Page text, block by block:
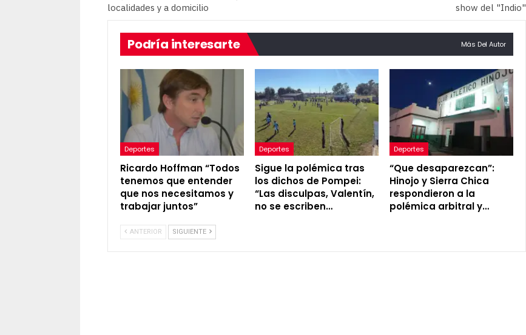
localidades y a domicilio
show del "Indio"
Podría interesarte Más Del Autor
Deportes
Ricardo Hoffman “Todos
tenemos que entender
que nos necesitamos y
trabajar juntos”
Deportes
Sigue la polémica tras
los dichos de Pompei:
“Las disculpas, Valentín,
no se escriben…
Deportes
“Que desaparezcan”:
Hinojo y Sierra Chica
respondieron a la
polémica arbitral y…
ANTERIOR SIGUIENTE